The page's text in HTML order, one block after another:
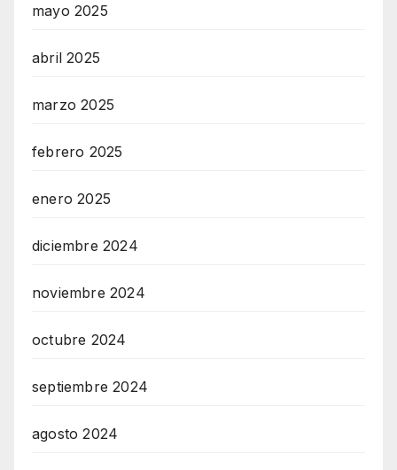
mayo 2025
abril 2025
marzo 2025
febrero 2025
enero 2025
diciembre 2024
noviembre 2024
octubre 2024
septiembre 2024
agosto 2024